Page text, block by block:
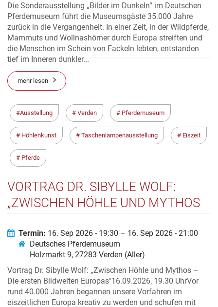
Die Sonderausstellung „Bilder im Dunkeln“ im Deutschen
Pferdemuseum führt die Museumsgäste 35.000 Jahre
zurück in die Vergangenheit. In einer Zeit, in der Wildpferde,
Mammuts und Wollnashörner durch Europa streiften und
die Menschen im Schein von Fackeln lebten, entstanden
tief im Inneren dunkler...
mehr lesen
Ausstellung Verden Pferdemuseum
Höhlenkunst Taschenlampenausstellung Eiszeit
Pferde
VORTRAG DR. SIBYLLE WOLF:
„ZWISCHEN HÖHLE UND MYTHOS
EUROPAS"
Termin: 16. Sep 2026 - 19:30 – 16. Sep 2026 - 21:00
Deutsches Pferdemuseum
Holzmarkt 9, 27283 Verden (Aller)
Vortrag Dr. Sibylle Wolf: „Zwischen Höhle und Mythos –
Die ersten Bildwelten Europas"16.09.2026, 19.30 UhrVor
rund 40.000 Jahren begannen unsere Vorfahren im
eiszeitlichen Europa kreativ zu werden und schufen mit